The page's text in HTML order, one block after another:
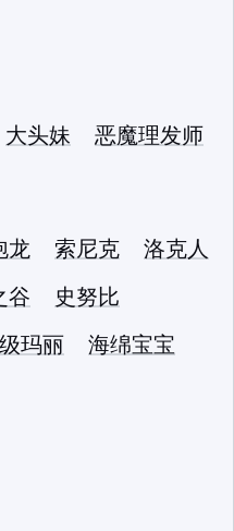
大头妹 恶魔理发师
龙 索尼克
洛克人
谷
史努比
玛丽
海绵宝宝